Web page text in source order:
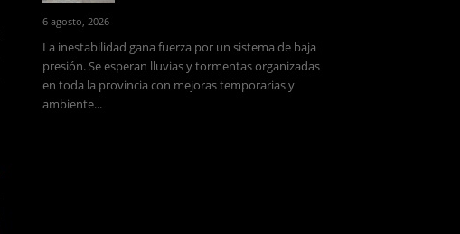
6 agosto, 2026
La inestabilidad gana fuerza por un sistema de baja
presión. Se esperan lluvias y tormentas organizadas
en toda la provincia con mejoras temporarias y
ambiente...